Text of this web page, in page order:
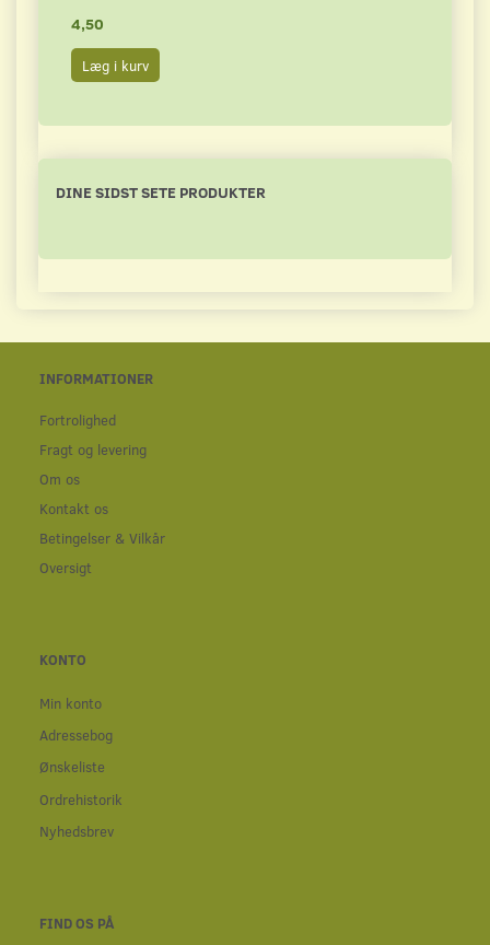
4,50
Læg i kurv
DINE SIDST SETE PRODUKTER
INFORMATIONER
Fortrolighed
Fragt og levering
Om os
Kontakt os
Betingelser & Vilkår
Oversigt
KONTO
Min konto
Adressebog
Ønskeliste
Ordrehistorik
Nyhedsbrev
FIND OS PÅ